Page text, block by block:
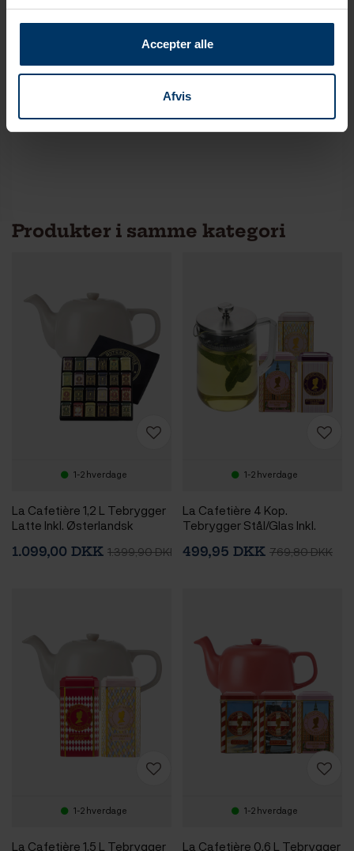
Accepter alle
Afvis
Kapacitet 1,2 L
Farve Lilla
Stentøj
Produkter i samme kategori
1-2 hverdage
La Cafetière 1,2 L Tebrygger
Latte Inkl. Østerlandsk
1.099,00 DKK 1.399,90 DKK
1-2 hverdage
La Cafetière 4 Kop.
Tebrygger Stål/Glas Inkl.
Pyramidetebreve 36 stk
499,95 DKK 769,80 DKK
1-2 hverdage
La Cafetière 1,5 L Tebrygger
1-2 hverdage
La Cafetière 0,6 L Tebrygger